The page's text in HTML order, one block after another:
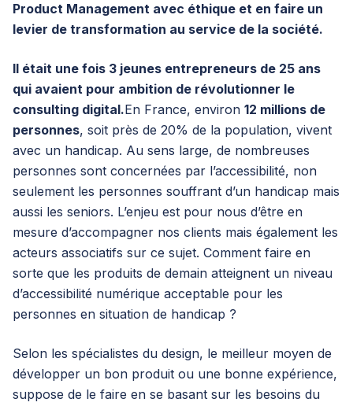
Product Management avec éthique et en faire un
levier de transformation au service de la société.
Il était une fois 3 jeunes entrepreneurs de 25 ans
qui avaient pour ambition de révolutionner le
consulting digital.En France, environ 12 millions de
personnes, soit près de 20% de la population, vivent
avec un handicap. Au sens large, de nombreuses
personnes sont concernées par l’accessibilité, non
seulement les personnes souffrant d’un handicap mais
aussi les seniors. L’enjeu est pour nous d’être en
mesure d’accompagner nos clients mais également les
acteurs associatifs sur ce sujet. Comment faire en
sorte que les produits de demain atteignent un niveau
d’accessibilité numérique acceptable pour les
personnes en situation de handicap ?
Selon les spécialistes du design, le meilleur moyen de
développer un bon produit ou une bonne expérience,
suppose de le faire en se basant sur les besoins du